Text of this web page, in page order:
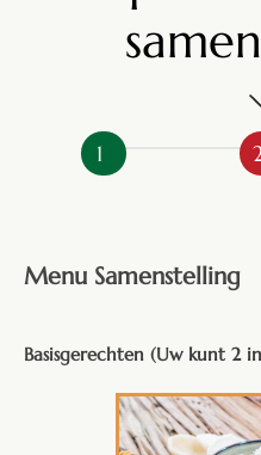
Menu Samenstelling
Basisgerechten (Uw kunt 2